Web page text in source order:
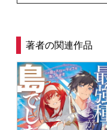
著者の関連作品